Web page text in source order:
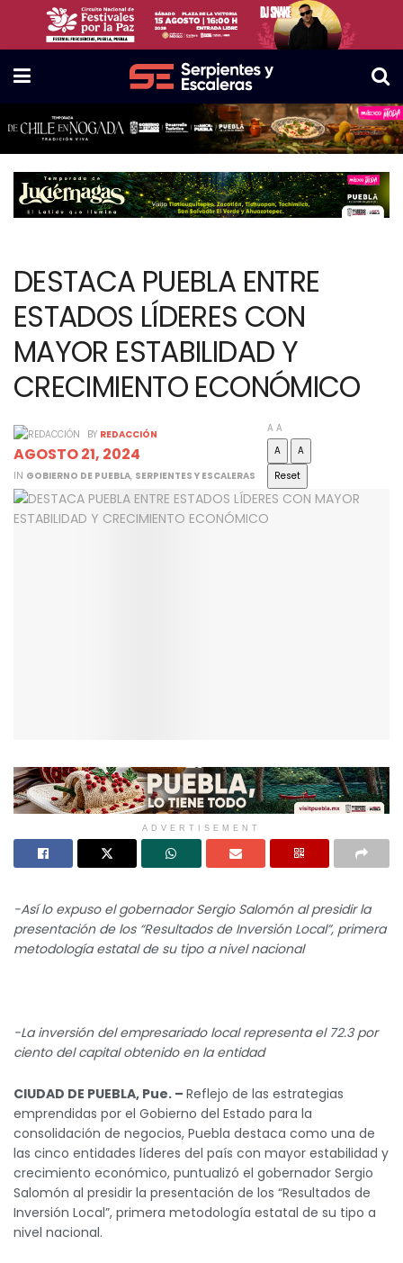
DESTACA PUEBLA ENTRE
ESTADOS LÍDERES CON
MAYOR ESTABILIDAD Y
CRECIMIENTO ECONÓMICO
BY REDACCIÓN
AGOSTO 21, 2024
IN GOBIERNO DE PUEBLA, SERPIENTES Y ESCALERAS
A A
A
A
Reset
ADVERTISEMENT
-Así lo expuso el gobernador Sergio Salomón al presidir la
presentación de los “Resultados de Inversión Local”, primera
metodología estatal de su tipo a nivel nacional
-La inversión del empresariado local representa el 72.3 por
ciento del capital obtenido en la entidad
CIUDAD DE PUEBLA, Pue. – Reflejo de las estrategias
emprendidas por el Gobierno del Estado para la
consolidación de negocios, Puebla destaca como una de
las cinco entidades líderes del país con mayor estabilidad y
crecimiento económico, puntualizó el gobernador Sergio
Salomón al presidir la presentación de los “Resultados de
Inversión Local”, primera metodología estatal de su tipo a
nivel nacional.